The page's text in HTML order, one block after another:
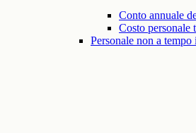
Conto annuale
Costo personale
Personale non a